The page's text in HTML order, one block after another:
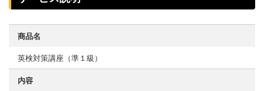
商品名
英検対策講座（準１級）
内容